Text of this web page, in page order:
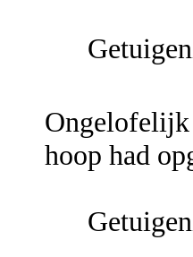
Ongelofelijk
hoop had